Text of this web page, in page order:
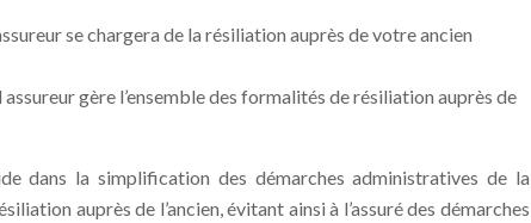
se chargera de la résiliation auprès de votre ancien
assureur gère l’ensemble des formalités de résiliation auprès de
dans la simplification des démarches administratives de la
auprès de l’ancien, évitant ainsi à l’assuré des démarches